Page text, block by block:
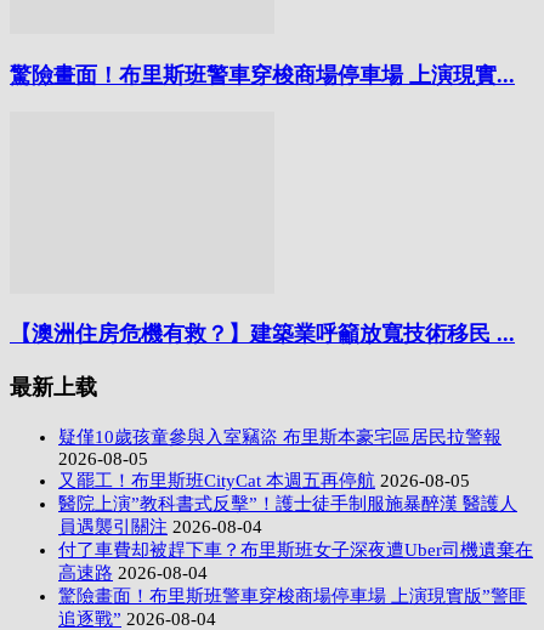
驚險畫面！布里斯班警車穿梭商場停車場 上演現實...
【澳洲住房危機有救？】建築業呼籲放寬技術移民 ...
最新上载
疑僅10歲孩童參與入室竊盜 布里斯本豪宅區居民拉警報
2026-08-05
又罷工！布里斯班CityCat 本週五再停航 2026-08-05
醫院上演”教科書式反擊”！護士徒手制服施暴醉漢 醫護人
員遇襲引關注 2026-08-04
付了車費却被趕下車？布里斯班女子深夜遭Uber司機遺棄在
高速路 2026-08-04
驚險畫面！布里斯班警車穿梭商場停車場 上演現實版”警匪
追逐戰” 2026-08-04